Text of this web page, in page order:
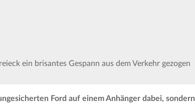
ein brisantes Gespann aus dem Verkehr gezogen
Ford auf einem Anhänger dabei, sondern